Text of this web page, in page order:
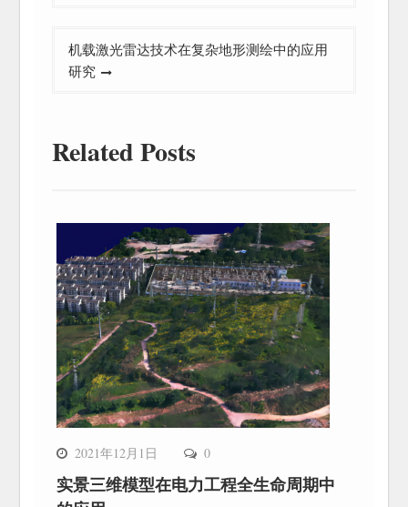
机载激光雷达技术在复杂地形测绘中的应用
研究
Related Posts
2021年12月1日 0
实景三维模型在电力工程全生命周期中